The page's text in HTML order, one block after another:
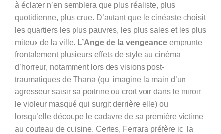
à éclater n’en semblera que plus réaliste, plus
quotidienne, plus crue. D’autant que le cinéaste choisit
les quartiers les plus pauvres, les plus sales et les plus
miteux de la ville. L’Ange de la vengeance emprunte
frontalement plusieurs effets de style au cinéma
d’horreur, notamment lors des visions post-
traumatiques de Thana (qui imagine la main d’un
agresseur saisir sa poitrine ou croit voir dans le miroir
le violeur masqué qui surgit derrière elle) ou
lorsqu’elle découpe le cadavre de sa première victime
au couteau de cuisine. Certes, Ferrara préfère ici la